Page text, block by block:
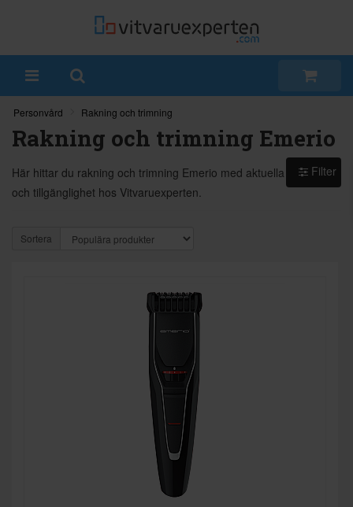
Personvård Rakning och trimning
Rakning och trimning Emerio
Här hittar du rakning och trimning Emerio med aktuella modeller
och tillgänglighet hos Vitvaruexperten.
Sortera
Filter